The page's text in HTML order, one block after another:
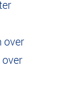
over
over